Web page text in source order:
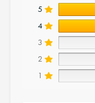
5
4
3
2
1